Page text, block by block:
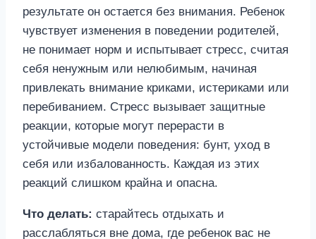
результате он остается без внимания. Ребенок
чувствует изменения в поведении родителей,
не понимает норм и испытывает стресс, считая
себя ненужным или нелюбимым, начиная
привлекать внимание криками, истериками или
перебиванием. Стресс вызывает защитные
реакции, которые могут перерасти в
устойчивые модели поведения: бунт, уход в
себя или избалованность. Каждая из этих
реакций слишком крайна и опасна.
Что делать: старайтесь отдыхать и
расслабляться вне дома, где ребенок вас не